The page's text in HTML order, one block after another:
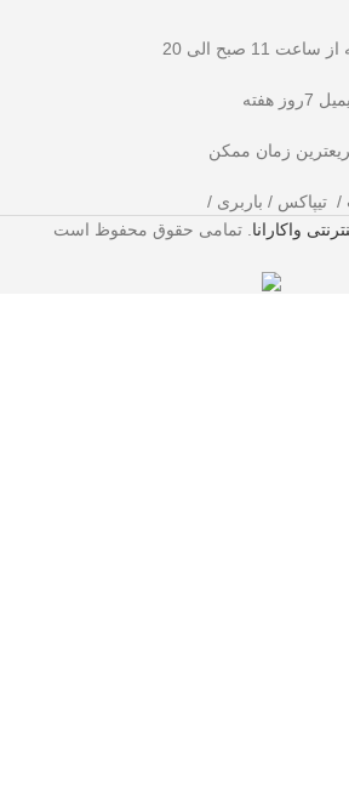
صبح الی 20
هفته
زمان ممکن
تیپاکس / باربری /
واکارانا . تمامی حقوق محفوظ است